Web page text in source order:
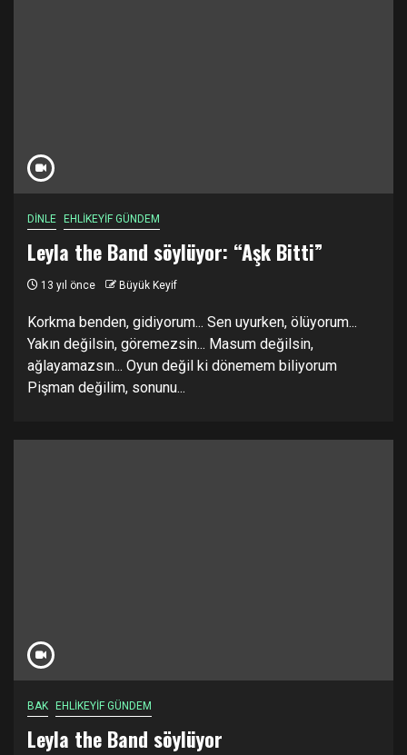
DİNLE EHLİKEYİF GÜNDEM
Leyla the Band söylüyor: “Aşk Bitti”
13 yıl önce Büyük Keyif
Korkma benden, gidiyorum... Sen uyurken, ölüyorum...
Yakın değilsin, göremezsin... Masum değilsin,
ağlayamazsın... Oyun değil ki dönemem biliyorum
Pişman değilim, sonunu...
BAK EHLİKEYİF GÜNDEM
Leyla the Band söylüyor